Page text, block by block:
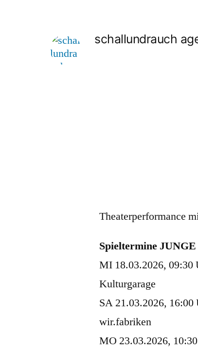
schallundrauch
Theaterperformance
Spieltermine
MI 18.03.2026,
Kulturgarage
SA 21.03.2026,
wir.fabriken
MO 23.03.2026,